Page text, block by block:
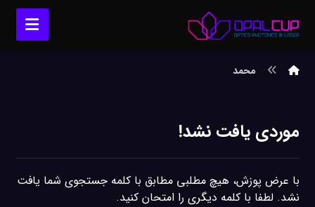
محمد
موردی یافت نشد!
با عرض پوزش، هیچ مطلبی مطابق با کلمه جستجوی شما یافت
نشد. لطفا با کلمه دیگری را امتحان کنید.